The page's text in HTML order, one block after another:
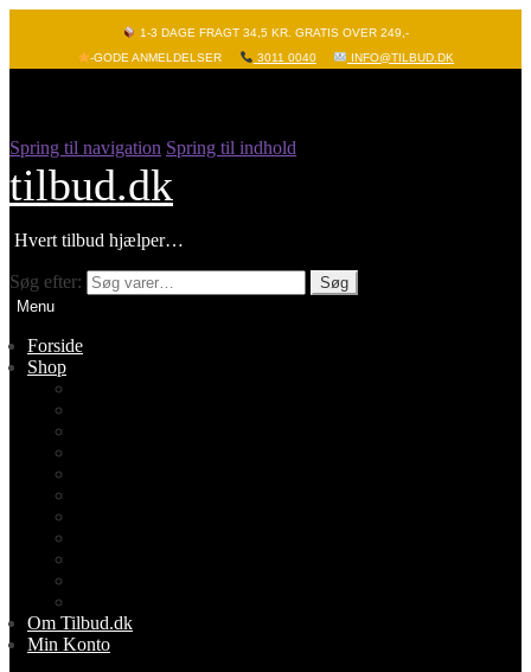
1-3 DAGE FRAGT 34,5 KR. GRATIS OVER 249,-
-GODE ANMELDELSER
3011 0040 INFO@TILBUD.DK
Spring til navigation Spring til indhold
tilbud.dk
Hvert tilbud hjælper…
Søg efter:
Søg
Menu
Forside
Shop
Om Tilbud.dk
Min Konto